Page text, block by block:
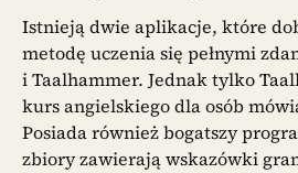
Istnieją dwie aplikacje, które
metodę uczenia się pełnymi
i Taalhammer. Jednak tylko
kurs angielskiego dla osób
Posiada również bogatszy
zbiory zawierają wskazówki